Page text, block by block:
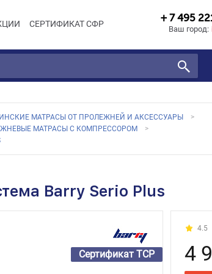
СЕРТИФИКАТ СФР
+ 7 495
Ваш город:
МАТРАСЫ ОТ ПРОЛЕЖНЕЙ И АКСЕССУАРЫ
МАТРАСЫ С КОМПРЕССОРОМ
Barry Serio Plus
Сертификат ТСР
4.5
4